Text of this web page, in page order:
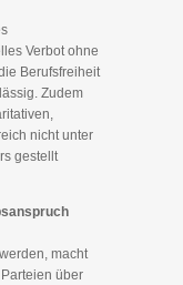
Verbot ohne
Berufsfreiheit
Zudem
nicht unter
gestellt
macht
über